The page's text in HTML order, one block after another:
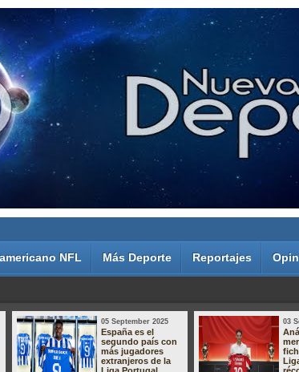
NFL Más Deporte Reportajes
05 September 2025
España es el
segundo país con
más jugadores
extranjeros de la
03